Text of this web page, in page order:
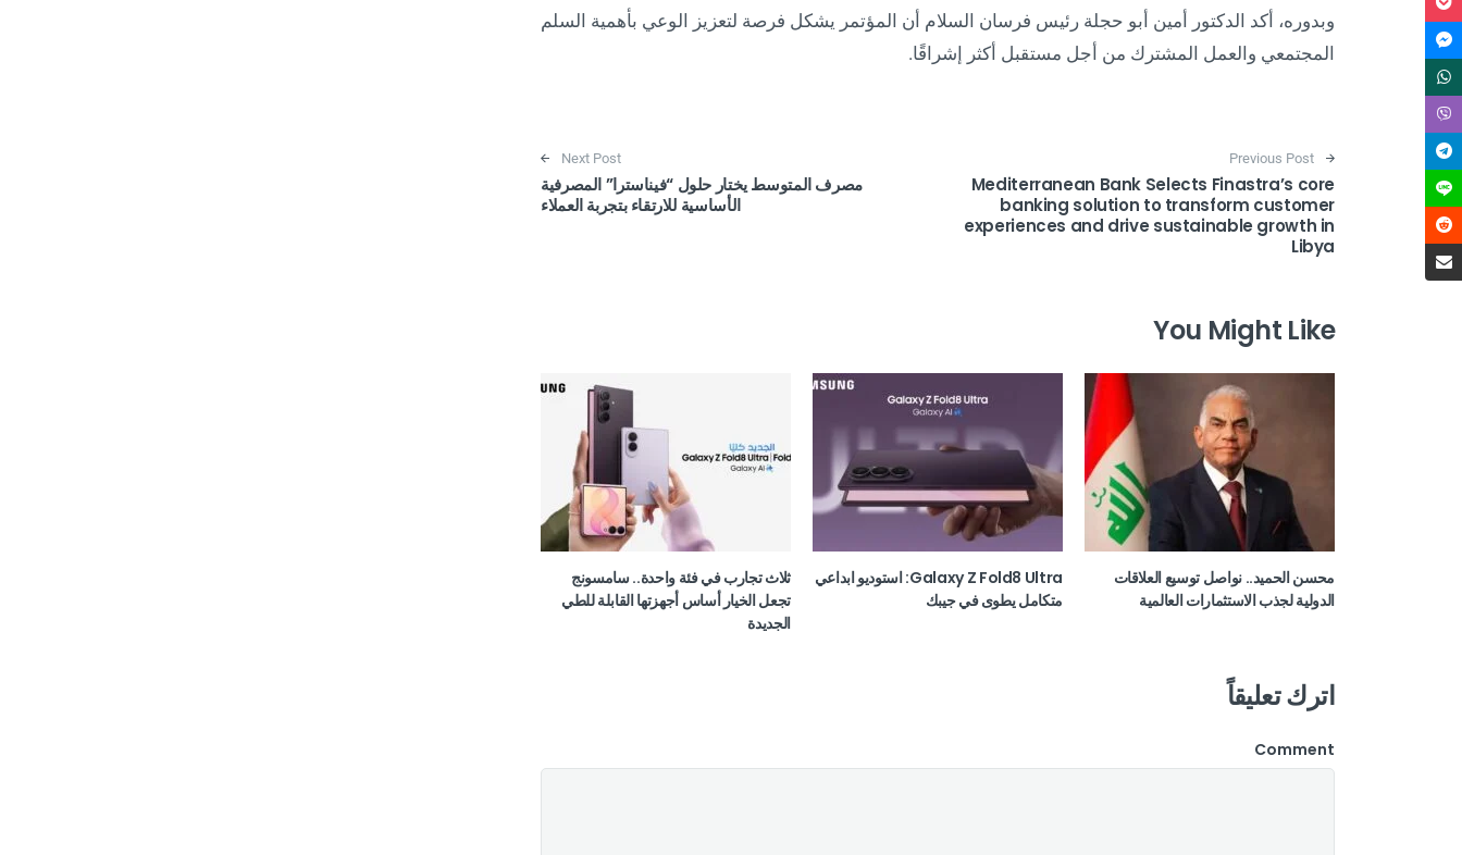
وبدوره، أكد الدكتور أمين أبو حجلة رئيس فرسان السلام أن المؤتمر يشكل فرصة لتعزيز الوعي بأهمية السلم
المجتمعي والعمل المشترك من أجل مستقبل أكثر إشراقًا.
Post navigation
Previous Post
Mediterranean Bank Selects Finastra’s core
banking solution to transform customer
experiences and drive sustainable growth in
Libya
Next Post
مصرف المتوسط يختار حلول “فيناسترا” المصرفية
الأساسية للارتقاء بتجربة العملاء
You Might Like
محسن الحميد.. نواصل توسيع العلاقات
الدولية لجذب الاستثمارات العالمية
Galaxy Z Fold8 Ultra: استوديو ابداعي
متكامل يطوى في جيبك
ثلاث تجارب في فئة واحدة.. سامسونج
تجعل الخيار أساس أجهزتها القابلة للطي
الجديدة
اترك تعليقاً
Comment